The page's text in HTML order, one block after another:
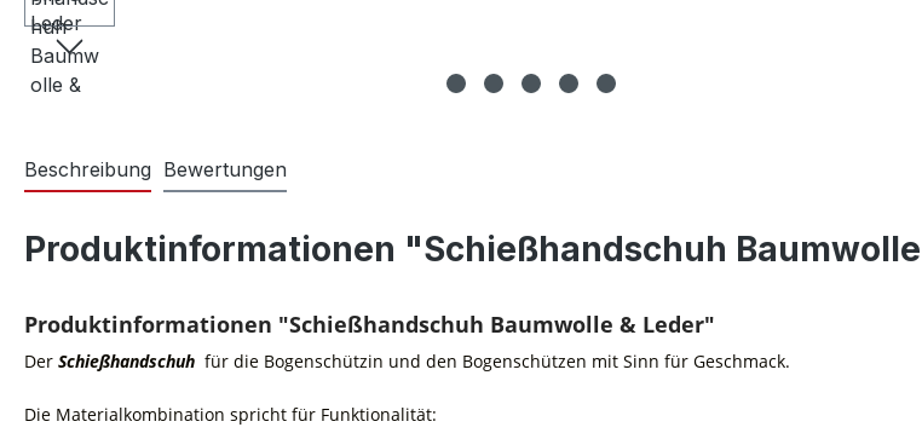
Beschreibung Bewertungen
Produktinformationen "Schießhandschuh
Produktinformationen "Schießhandschuh Baumwolle & Leder"
Der Schießhandschuh für die Bogenschützin und den Bogenschützen mit Sinn für Geschmack.
Die Materialkombination spricht für Funktionalität: